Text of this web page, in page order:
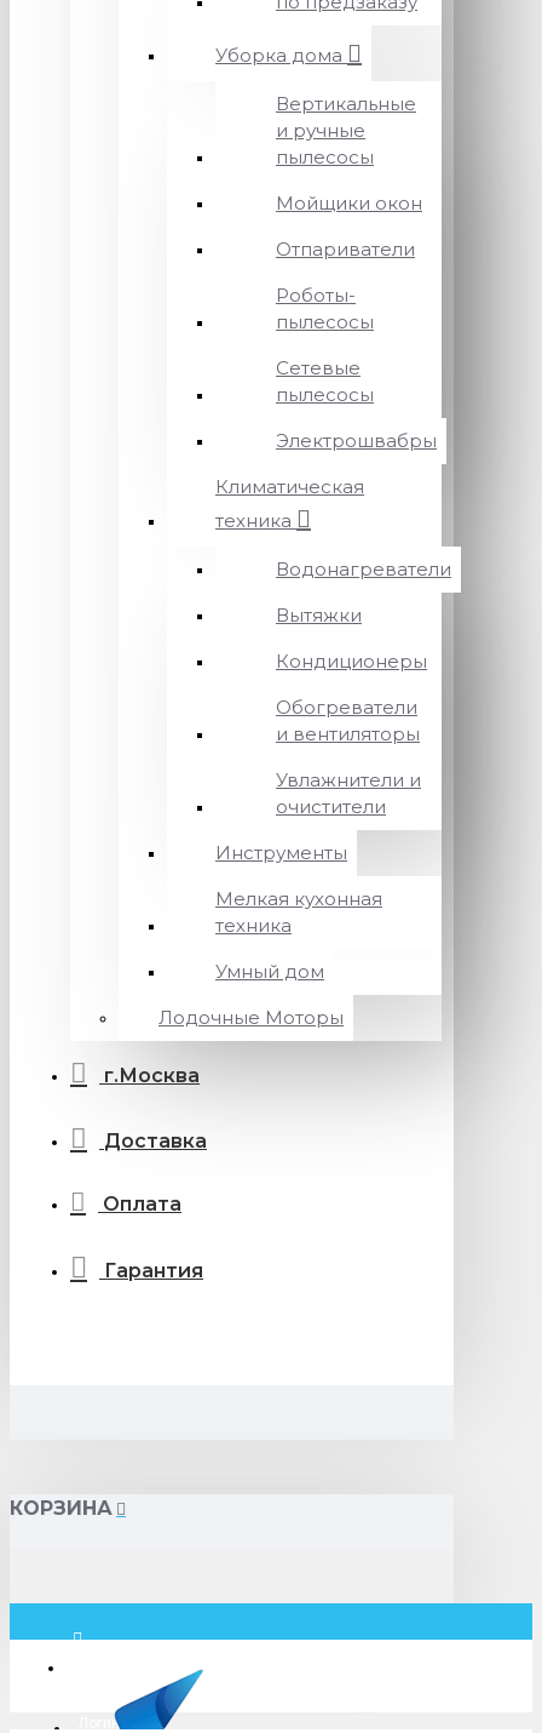
Уборка дома
Вертикальные
и ручные
пылесосы
Мойщики окон
Отпариватели
Роботы-
пылесосы
Сетевые
пылесосы
Электрошвабры
Климатическая
техника
Водонагреватели
Вытяжки
Кондиционеры
Обогреватели
и вентиляторы
Увлажнители и
очистители
Инструменты
Мелкая кухонная
техника
Умный дом
Лодочные Моторы
г.Москва
Доставка
Оплата
Гарантия
КОРЗИНА
Логин